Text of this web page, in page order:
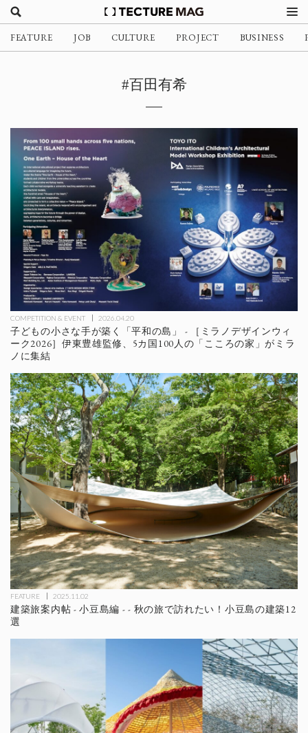
FEATURE JOB CULTURE PROJECT BUSINESS
#百田有希
COMPETITION & EVENT 2026.04.20
子どもの小さな手が築く「平和の島」 - ［ミラノデザインウィ
ーク2026］伊東豊雄監修、5カ国100人の「こころの家」がミラ
ノに集結
FEATURE 2025.11.02
建築旅案内帖 - 小豆島編 - - 秋の旅で訪れたい！小豆島の建築12
選